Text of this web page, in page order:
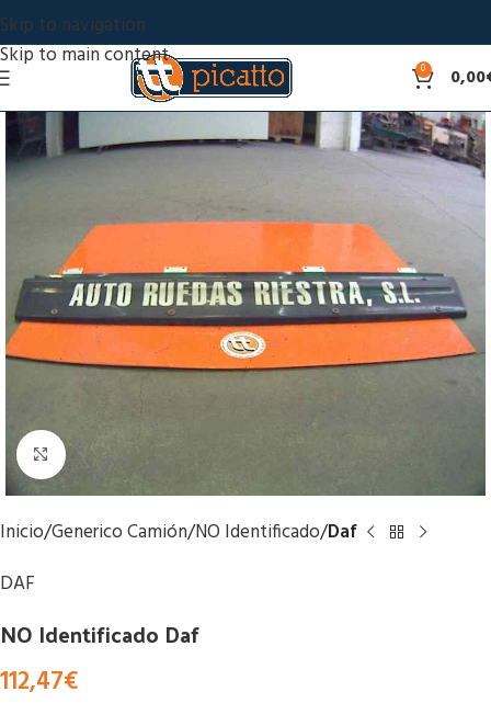
Skip to navigation
Skip to main content
0 0,00
Click to enlarge
Inicio Generico Camión NO Identificado Daf
DAF
NO Identificado Daf
112,47€